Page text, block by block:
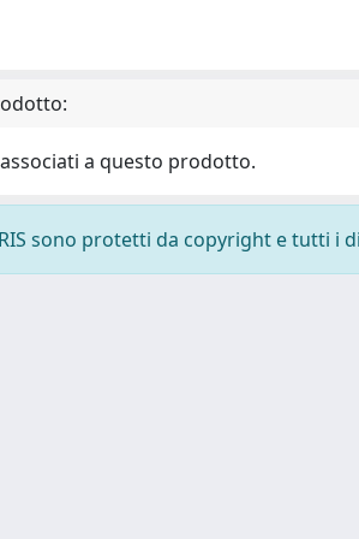
a questo prodotto.
sono protetti da copyright e tutti i